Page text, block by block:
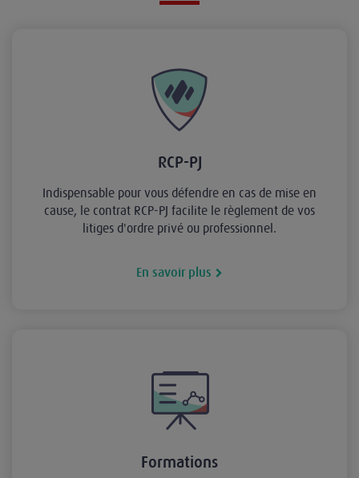
RCP-PJ
Indispensable pour vous défendre en cas de mise en
cause, le contrat RCP-PJ facilite le règlement de vos
litiges d'ordre privé ou professionnel.
En savoir plus
Formations